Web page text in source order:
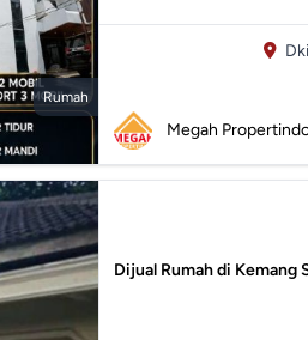
Rumah
Megah
Dijual Rumah di Kemang